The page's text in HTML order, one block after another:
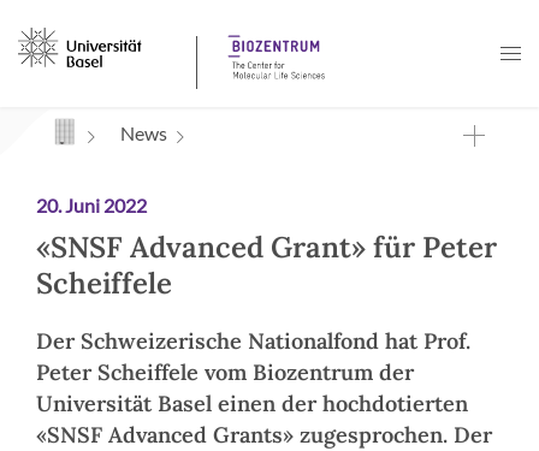
Navigation mit Access Keys
News
20. Juni 2022
«SNSF Advanced Grant» für Peter
Scheiffele
Der Schweizerische Nationalfond hat Prof.
Peter Scheiffele vom Biozentrum der
Universität Basel einen der hochdotierten
«SNSF Advanced Grants» zugesprochen. Der